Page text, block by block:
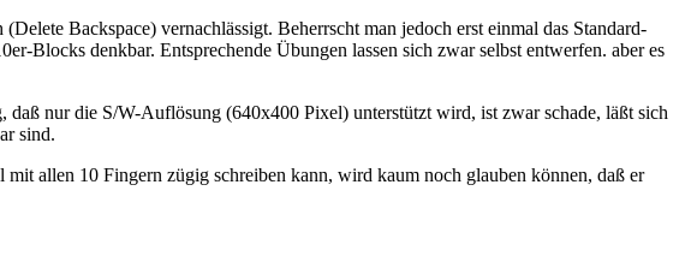
Backspace) vernachlässigt. Beherrscht man jedoch erst einmal das Standard-
Blocks denkbar. Entsprechende Übungen lassen sich zwar selbst entwerfen. aber es
nur die S/W-Auflösung (640x400 Pixel) unterstützt wird, ist zwar schade, läßt sich
sind.
allen 10 Fingern zügig schreiben kann, wird kaum noch glauben können, daß er